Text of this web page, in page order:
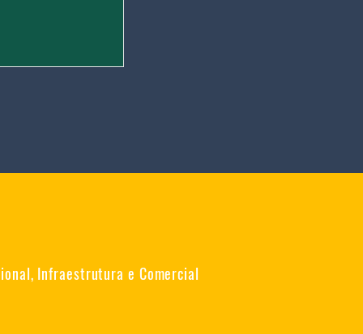
Infraestrutura e Comercial